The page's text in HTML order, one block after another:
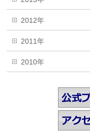
2012年
2011年
2010年